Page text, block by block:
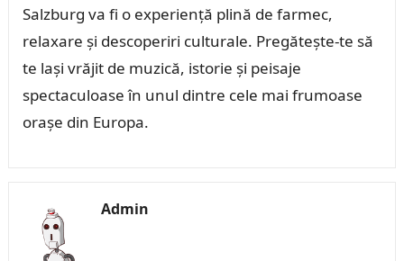
Salzburg va fi o experiență plină de farmec,
relaxare și descoperiri culturale. Pregătește-te să
te lași vrăjit de muzică, istorie și peisaje
spectaculoase în unul dintre cele mai frumoase
orașe din Europa.
Admin